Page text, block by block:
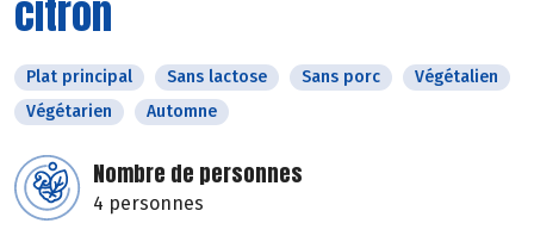
citron
Plat principal Sans lactose Sans porc
Végétalien
Végétarien
Automne
Nombre de personnes
4 personnes